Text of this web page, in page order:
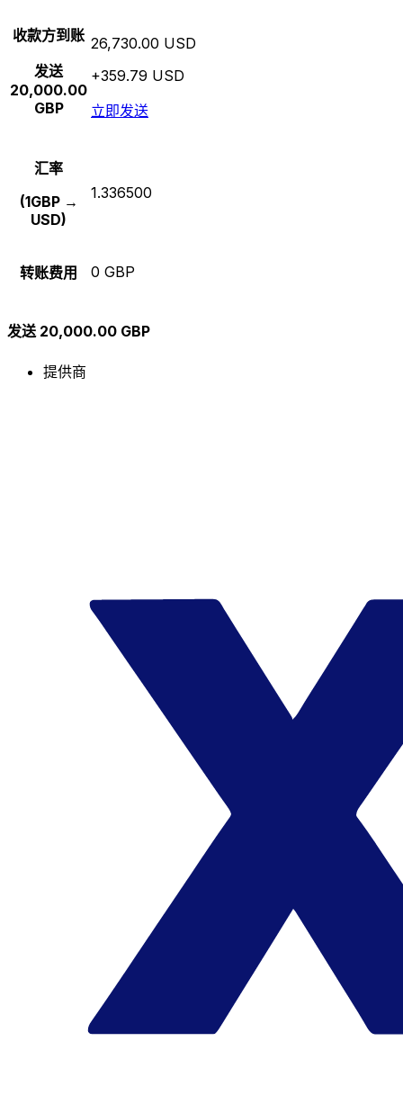
收款方到账
发送
20,000.00
GBP
26,730.00 USD
+359.79 USD
立即发送
汇率
(1GBP →
USD)
1.336500
转账费用 0 GBP
发送 20,000.00 GBP
提供商